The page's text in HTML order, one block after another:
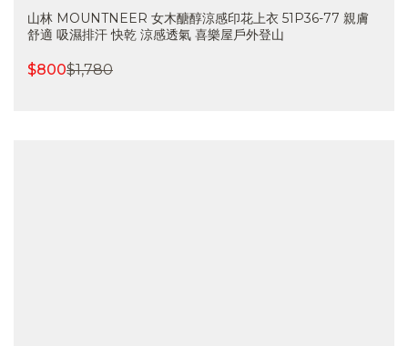
山林 MOUNTNEER 女木醣醇涼感印花上衣 51P36-77 親膚
舒適 吸濕排汗 快乾 涼感透氣 喜樂屋戶外登山
$800$1,780